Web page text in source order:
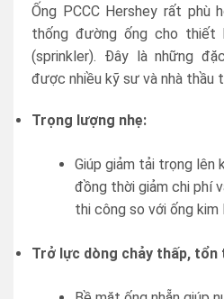
Ống PCCC Hershey rất phù
thống đường ống cho
(sprinkler). Đây là những
được nhiều kỹ sư và nhà thầu
Trọng lượng nhẹ:
Giúp giảm tải trọng lên
đồng thời giảm chi phí
thi công so với ống kim
Trở lực dòng chảy thấp,